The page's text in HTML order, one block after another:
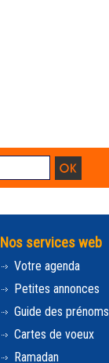
Nos services web
Votre agenda
Petites annonces
Guide des prénoms
Cartes de voeux
Ramadan